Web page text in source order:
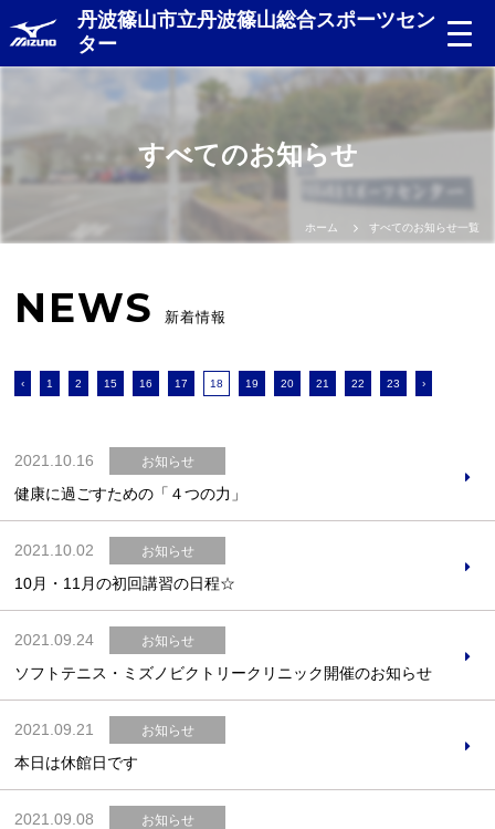
丹波篠山市立丹波篠山総合スポーツセン
ター
お問合せフォーム
スポーツ教室体験
すべてのお知らせ
ホーム すべてのお知らせ一覧
NEWS 新着情報
‹ 1 2 15 16 17 18 19 20 21 22 23 ›
2021.10.16 お知らせ
健康に過ごすための「４つの力」
2021.10.02 お知らせ
10月・11月の初回講習の日程☆
2021.09.24 お知らせ
ソフトテニス・ミズノビクトリークリニック開催のお知らせ
2021.09.21 お知らせ
本日は休館日です
2021.09.08 お知らせ